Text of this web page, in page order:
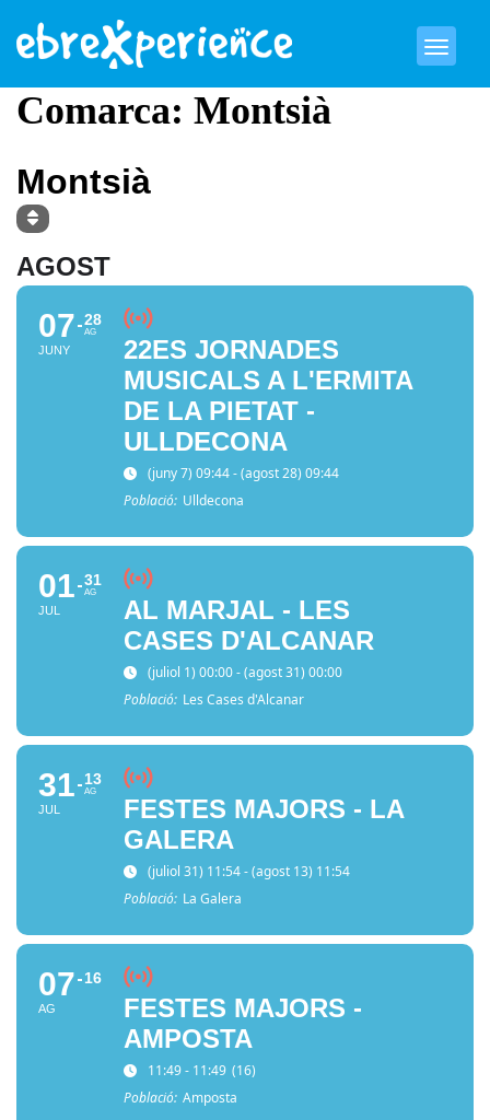
Comarca: Montsià
Montsià
AGOST
07
JUNY
28
AG
22ES JORNADES
MUSICALS A L'ERMITA
DE LA PIETAT -
ULLDECONA
(juny 7) 09:44 - (agost 28) 09:44
Població: Ulldecona
01
JUL
31
AG
AL MARJAL - LES
CASES D'ALCANAR
(juliol 1) 00:00 - (agost 31) 00:00
Població: Les Cases d'Alcanar
31
JUL
13
AG
FESTES MAJORS - LA
GALERA
(juliol 31) 11:54 - (agost 13) 11:54
Població: La Galera
07
AG
16
FESTES MAJORS -
AMPOSTA
11:49 - 11:49 (16)
Població: Amposta